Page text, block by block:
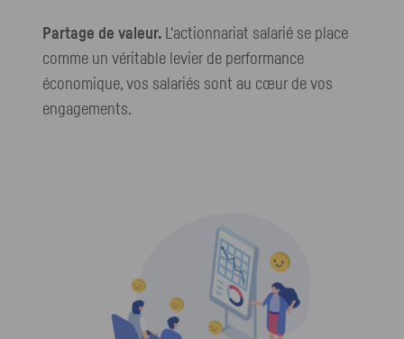
Partage de valeur. L'actionnariat salarié se place
comme un véritable levier de performance
économique, vos salariés sont au cœur de vos
engagements.